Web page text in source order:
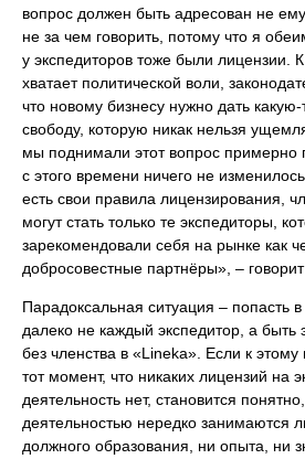
вопрос должен быть адресован не
не за чем говорить, потому что я
у экспедиторов тоже были лицензии.
хватает политической воли,
что новому бизнесу нужно дать
свободу, которую никак нельзя
мы поднимали этот вопрос примерно
с этого времени ничего не
есть свои правила лицензирования,
могут стать только те экспедиторы,
зарекомендовали себя на рынке как
добросовестные партнёры», –
Парадоксальная ситуация – попасть
далеко не каждый экспедитор, а
без членства в «Lineka». Если к этому
тот момент, что никаких лицензий на
деятельность нет, становится
деятельностью нередко занимаются
должного образования, ни опыта, ни